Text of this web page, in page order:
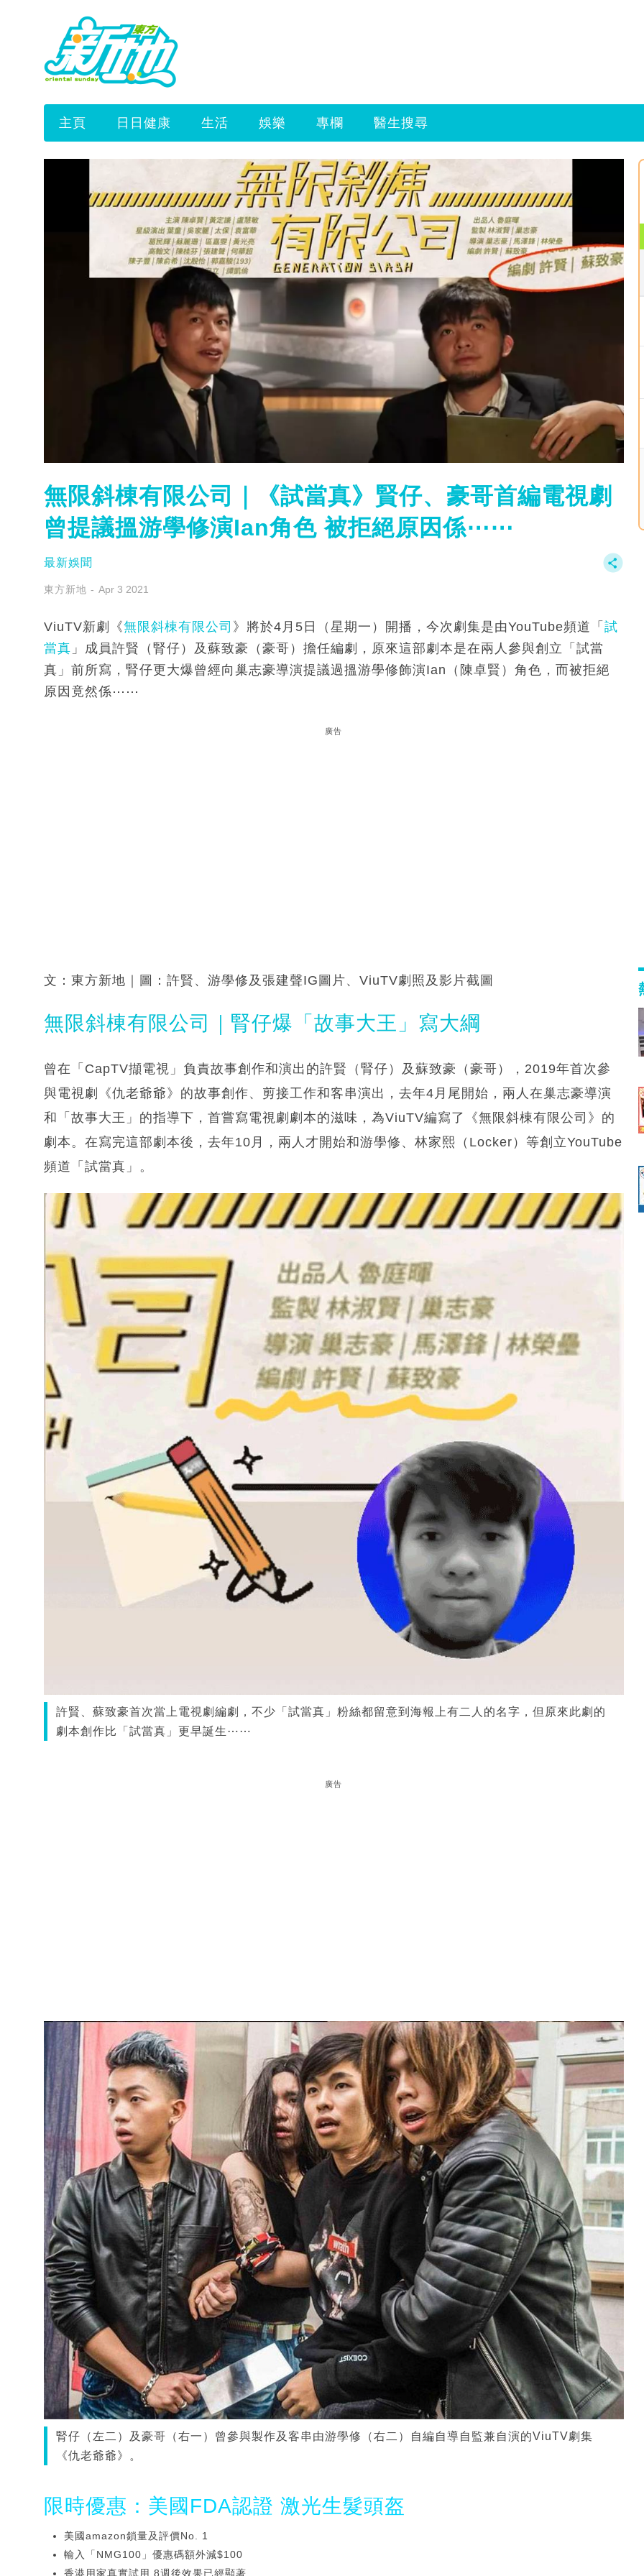
主頁 日日健康 生活 娛樂 專欄 醫生搜尋
無限斜棟有限公司｜《試當真》賢仔、豪哥首編電視劇
曾提議搵游學修演Ian角色 被拒絕原因係⋯⋯
最新娛聞
東方新地 Apr 3 2021
ViuTV新劇《無限斜棟有限公司 》將於4月5日（星期一）開播，今次劇集是由YouTube頻道「 試
當真 」成員許賢（腎仔）及蘇致豪（豪哥）擔任編劇，原來這部劇本是在兩人參與創立「試當
真」前所寫，腎仔更大爆曾經向巢志豪導演提議過搵游學修飾演Ian（陳卓賢）角色，而被拒絕
原因竟然係⋯⋯
廣告
文：東方新地｜圖：許賢、游學修及張建聲IG圖片、ViuTV劇照及影片截圖
無限斜棟有限公司｜腎仔爆「故事大王」寫大綱
曾在「CapTV擷電視」負責故事創作和演出的許賢（腎仔）及蘇致豪（豪哥），2019年首次參
與電視劇《仇老爺爺》的故事創作、剪接工作和客串演出，去年4月尾開始，兩人在巢志豪導演
和「故事大王」的指導下，首嘗寫電視劇劇本的滋味，為ViuTV編寫了《無限斜棟有限公司》的
劇本。在寫完這部劇本後，去年10月，兩人才開始和游學修、林家熙（Locker）等創立YouTube
頻道「試當真」。
許賢、蘇致豪首次當上電視劇編劇，不少「試當真」粉絲都留意到海報上有二人的名字，但原來此劇的
劇本創作比「試當真」更早誕生⋯⋯
廣告
腎仔（左二）及豪哥（右一）曾參與製作及客串由游學修（右二）自編自導自監兼自演的ViuTV劇集
《仇老爺爺》。
限時優惠：美國FDA認證 激光生髮頭盔
美國amazon鎖量及評價No. 1
輸入「NMG100」優惠碼額外減$100
香港用家真實試用 8週後效果已經顯著